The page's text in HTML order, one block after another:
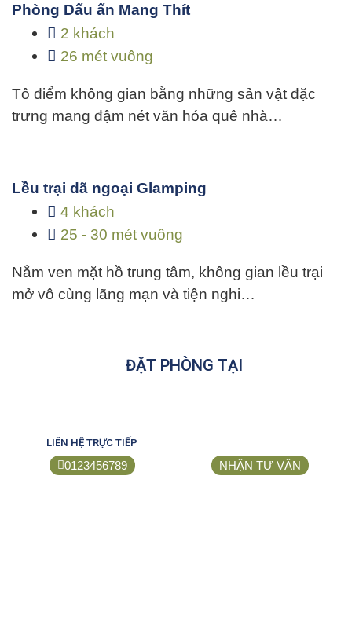
Phòng Dấu ấn Mang Thít
2 khách
26 mét vuông
Tô điểm không gian bằng những sản vật đặc
trưng mang đậm nét văn hóa quê nhà…
Lều trại dã ngoại Glamping
4 khách
25 - 30 mét vuông
Nằm ven mặt hồ trung tâm, không gian lều trại
mở vô cùng lãng mạn và tiện nghi…
ĐẶT PHÒNG TẠI
LIÊN HỆ TRỰC TIẾP
0123456789 NHẬN TƯ VẤN